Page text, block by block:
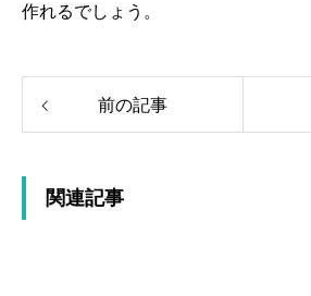
作れるでしょう。
前の記事
関連記事